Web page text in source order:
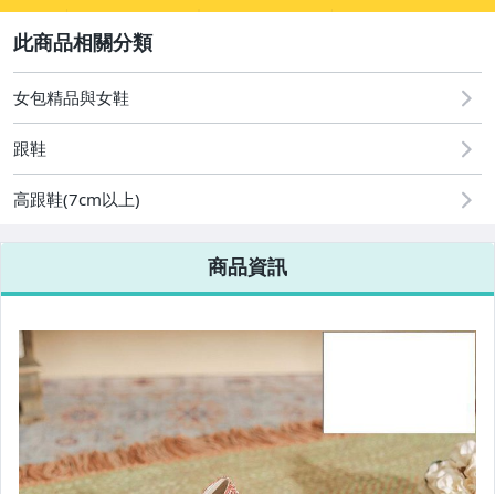
圖書/影音/文具
古董、藝術與礦石
手機、配件與通訊
美容保養與彩妝
電腦、平板與周邊
相機、攝影與周邊
運動、戶外與休閒
嬰幼兒與孕婦
汽機車精品百貨
女包精品與女鞋
跟鞋
高跟鞋(7cm以上)
商品資訊